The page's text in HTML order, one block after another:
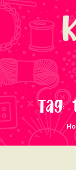
NOS